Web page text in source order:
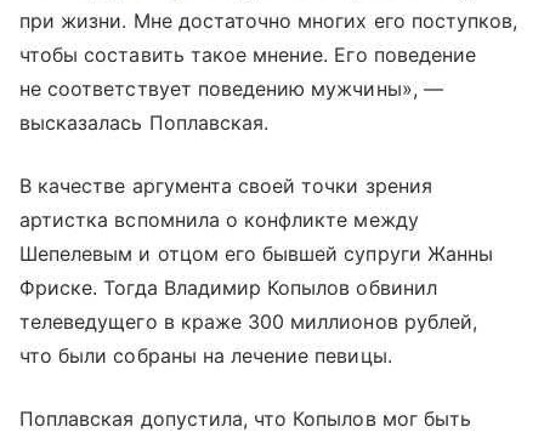
при жизни. Мне достаточно многих его поступков,
чтобы составить такое мнение. Его поведение
не соответствует поведению мужчины», —
высказалась Поплавская.
В качестве аргумента своей точки зрения
артистка вспомнила о конфликте между
Шепелевым и отцом его бывшей супруги Жанны
Фриске. Тогда Владимир Копылов обвинил
телеведущего в краже 300 миллионов рублей,
что были собраны на лечение певицы.
Поплавская допустила, что Копылов мог быть